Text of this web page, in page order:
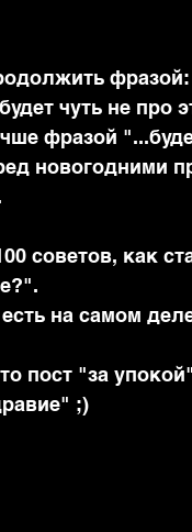
чуть не про
фразой
новогодними
советов, как
на самом
пост "за
;)